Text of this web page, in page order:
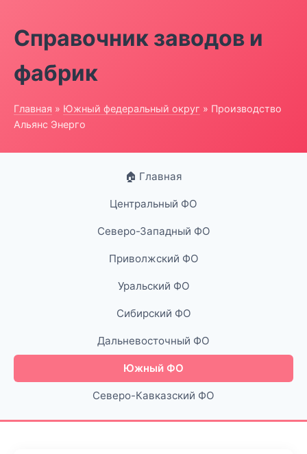
Справочник заводов и
фабрик
Главная » Южный федеральный округ » Производство
Альянс Энерго
🏠 Главная
Центральный ФО
Северо-Западный ФО
Приволжский ФО
Уральский ФО
Сибирский ФО
Дальневосточный ФО
Южный ФО
Северо-Кавказский ФО